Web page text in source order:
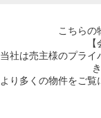
こちらの
当社は売主様のプラ
より多くの物件をご